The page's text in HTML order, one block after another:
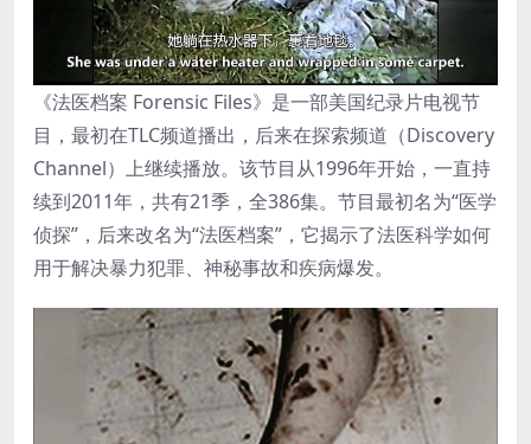
《法医档案 Forensic Files》是一部美国纪录片电视节
目，最初在TLC频道播出，后来在探索频道（Discovery
Channel）上继续播放。该节目从1996年开始，一直持
续到2011年，共有21季，全386集。节目最初名为“医学
侦探”，后来改名为“法医档案”，它揭示了法医科学如何
用于解决暴力犯罪、神秘事故和疾病爆发。